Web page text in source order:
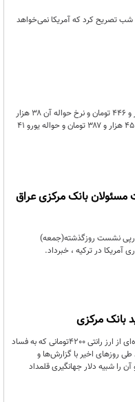
تصریح کرد که آمریکا نمی‌خواهد
نرخ اسکناس برای دلار در مرکز مبادله ایران ۴۲ هزار و ۴۴۶ تومان و نرخ حواله آن ۳۸ هزار
و ۵۸۷ هزار تومان است. همچنین هر یورو اسکناس ۴۵ هزار و ۳۸۷ تومان و حواله یورو ۴۱
بانک مرکزی عراق
درپی نشست روزگذشته(جمعه)
آمریکا در ترکیه ، خبرداد.
بانک مرکزی
علاوه‌ بر این برخی رسانه‌های معلوم‌الحال که در دوره‌ای از ارز رانتی 4200تومانی که به فساد
روزهای اخیر با گزارش‌ها و
را شبیه دلار جهانگیری قلمداد